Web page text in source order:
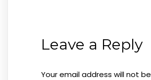
Leave a Reply
Your email address will not be